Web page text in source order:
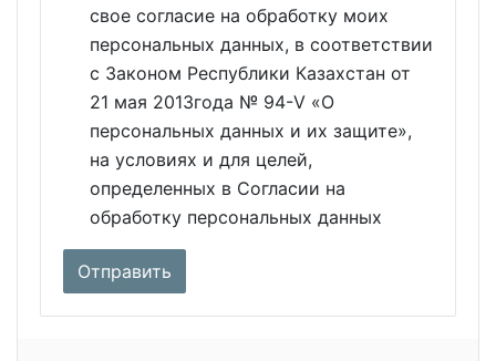
свое согласие на обработку моих
персональных данных, в соответствии
с Законом Республики Казахстан от
21 мая 2013года № 94-V «О
персональных данных и их защите»,
на условиях и для целей,
определенных в Согласии на
обработку персональных данных